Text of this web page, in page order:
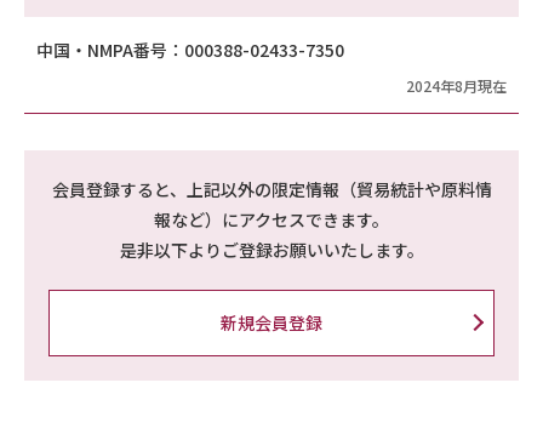
中国・NMPA番号：000388-02433-7350
2024年8月現在
会員登録すると、上記以外の限定情報（貿易統計や原料情
報など）にアクセスできます。
是非以下よりご登録お願いいたします。
新規会員登録